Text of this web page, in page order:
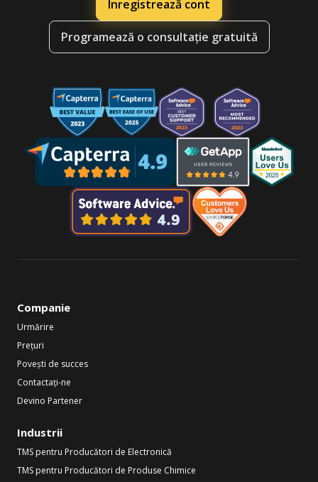
Înregistrează cont
Programează o consultație gratuită
Companie
Urmărire
Prețuri
Povești de succes
Contactați-ne
Devino Partener
Industrii
TMS pentru Producători de Electronică
TMS pentru Producători de Produse Chimice